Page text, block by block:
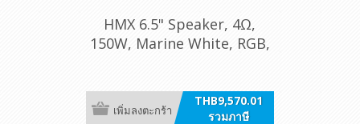
HMX 6.5" Speaker, 4Ω,
150W, Marine White, RGB,
THB9,570.01
รวมภาษี
เพิ่มลงตะกร้า